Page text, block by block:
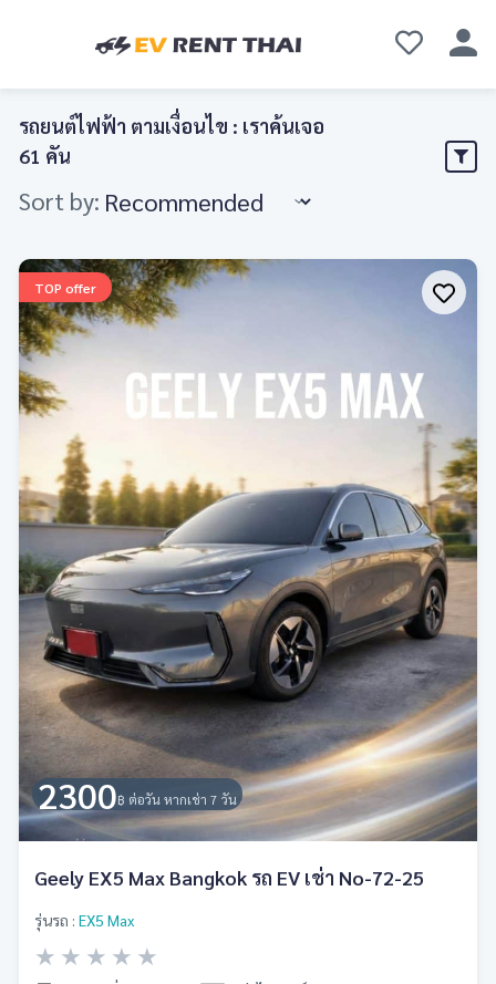
รถยนต์ไฟฟ้า ตามเงื่อนไข : เราค้นเจอ
61 คัน
Sort by:
2300฿ ต่อวัน หากเช่า 7 วัน
TOP offer
Geely EX5 Max Bangkok รถ EV เช่า No-72-25
รุ่นรถ : EX5 Max
★ ★ ★ ★ ★